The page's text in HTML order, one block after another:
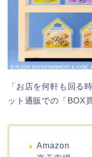
「お店を何軒も回る
ット通販での「BOX
Amazon